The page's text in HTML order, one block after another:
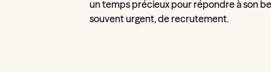
un temps précieux pour répondre à son
souvent urgent, de recrutement.